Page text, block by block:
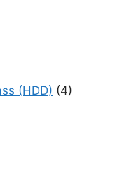
(HDD) (4)